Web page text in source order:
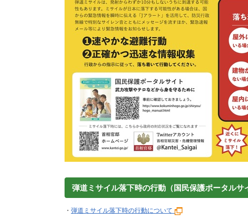
弾道ミサイル落下時の行動（国民保護ポータル
・ 弾道ミサイル落下時の行動について